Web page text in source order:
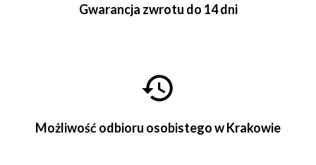
Gwarancja zwrotu do 14 dni
Możliwość odbioru osobistego w Krakowie